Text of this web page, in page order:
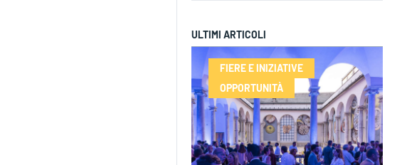
ULTIMI ARTICOLI
FIERE E INIZIATIVE
OPPORTUNITÀ